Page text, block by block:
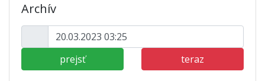
Archív
prejsť teraz